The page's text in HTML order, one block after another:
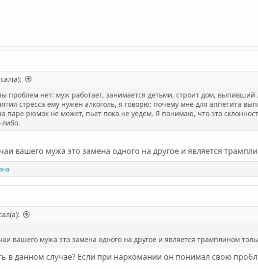
проблем нет: муж работает, занимается детьми, строит дом, выпивший
стресса ему нужен алкоголь, я говорю: почему мне для аппетита
паре рюмок не может, пьет пока не уедем. Я понимаю, что это
вашего мужа это замена одного на другое и является
вашего мужа это замена одного на другое и является трамплином
в данном случае? Если при наркомании он понимал свою